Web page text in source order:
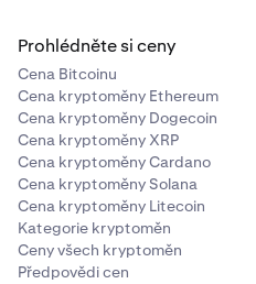
Prohlédněte si ceny
Cena Bitcoinu
Cena kryptoměny Ethereum
Cena kryptoměny Dogecoin
Cena kryptoměny XRP
Cena kryptoměny Cardano
Cena kryptoměny Solana
Cena kryptoměny Litecoin
Kategorie kryptoměn
Ceny všech kryptoměn
Předpovědi cen